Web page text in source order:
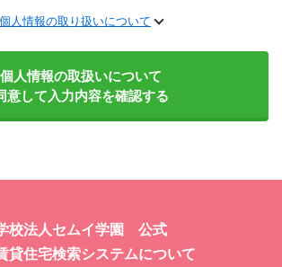
個人情報の取り扱いについて
個人情報の取扱いについて
意して入力内容を確認する
校法人セムイ学園 公式
貸住宅検索システムについて